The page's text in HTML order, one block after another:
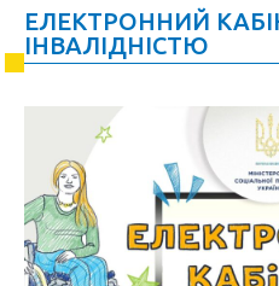
ЕЛЕКТРОННИЙ
ІНВАЛІДНІСТЮ